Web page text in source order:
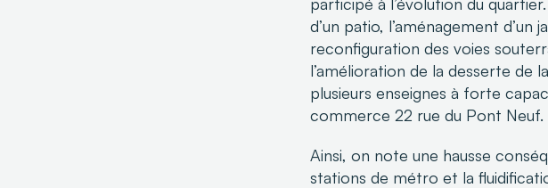
d’un patio, l’aménagement
reconfiguration des voies
l’amélioration de la desserte de
plusieurs enseignes à forte
commerce 22 rue du Pont Neuf.
Ainsi, on note une hausse
stations de métro et la